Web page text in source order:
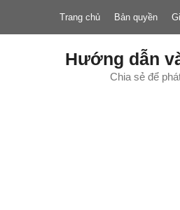
nội
Trang chủ Bản quyền
Hướng dẫn
Chia sẻ để